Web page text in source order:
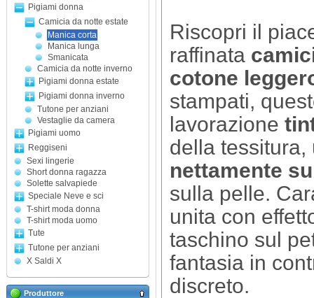
Pigiami donna
Camicia da notte estate
Manica corta
Manica lunga
Smanicata
Camicia da notte inverno
Pigiami donna estate
Pigiami donna inverno
Tutone per anziani
Vestaglie da camera
Pigiami uomo
Reggiseni
Sexi lingerie
Short donna ragazza
Solette salvapiede
Speciale Neve e sci
T-shirt moda donna
T-shirt moda uomo
Tute
Tutone per anziani
X Saldi X
Produttore
Riscopri il
raffinata
cotone
stampati,
lavorazione
della
nettamente
sulla pelle.
unita con
taschino sul
fantasia in
discreto.